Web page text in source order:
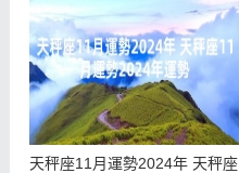
天秤座11月運勢2024年 天秤座